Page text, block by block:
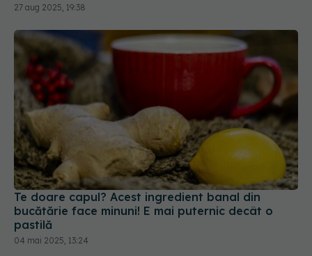
27 aug 2025, 19:38
Te doare capul? Acest ingredient banal din
bucătărie face minuni! E mai puternic decât o
pastilă
04 mai 2025, 13:24